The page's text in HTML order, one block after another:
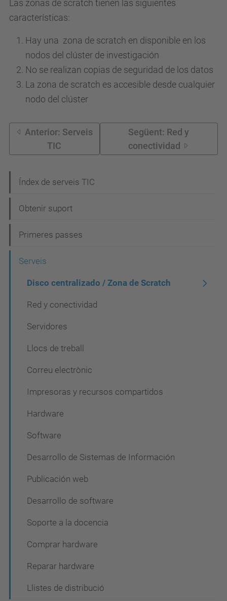
Las zonas de scratch tienen las siguientes
características:
Hay una zona de scratch en disponible en los
nodos del clúster de investigación
No se realizan copias de seguridad de los datos
La zona de scratch es accesible desde cualquier
nodo del clúster
Anterior: Serveis
TIC
Següent: Red y
conectividad
a
v
g
Índex de serveis TIC
Obtenir suport
Primeres passes
Serveis
Disco centralizado / Zona de Scratch
Red y conectividad
Servidores
Llocs de treball
Correu electrònic
Impresoras y recursos compartidos
Hardware
Software
Desarrollo de Sistemas de Información
Publicación web
Desarrollo de software
Soporte a la docencia
Comprar hardware
Reparar hardware
Llistes de distribució